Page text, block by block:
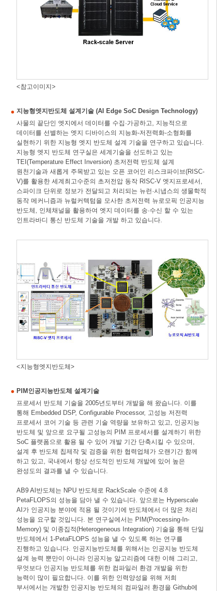
<참고이미지>
지능형엣지반도체 설계기술 (AI Edge SoC Design Technology)
사물의 끝단인 엣지에서 데이터를 수집·가공하고, 지능적으로
데이터를 선별하는 엣지 디바이스의 지능화-저전력화-소형화를
실현하기 위한 지능형 엣지 반도체 설계 기술을 연구하고 있습니다.
지능형 엣지 반도체 연구실은 세계기술을 선도하고 있는
TEI(Temperature Effect Inversion) 초저전력 반도체 설계
원천기술과 새롭게 주목받고 있는 오픈 코어인 리스크파이브(RISC-
V)를 활용한 세계최고수준의 초저전압 동작 RISC-V 엣지프로세서,
스파이크 단위로 정보가 전달되고 처리되는 뉴런·시냅스의 생물학적
동작 메커니즘과 뉴럴커텍텀을 모사한 초저전력 뉴로모픽 인공지능
반도체, 인체채널을 활용하여 엣지 데이터를 송·수신 할 수 있는
인트라바디 통신 반도체 기술을 개발 하고 있습니다.
<지능형엣지반도체>
PIM인공지능반도체 설계기술
프로세서 반도체 기술을 2005년도부터 개발을 해 왔습니다. 이를
통해 Embedded DSP, Configurable Processor, 고성능 저전력
프로세서 코어 기술 등 관련 기술 역량을 보유하고 있고, 인공지능
반도체 및 앞으로 요구될 고성능의 PIM 프로세서를 설계하기 위한
SoC 플랫폼으로 활용 될 수 있어 개발 기간 단축시킬 수 있으며,
설계 후 반도체 칩제작 및 검증을 위한 협력업체가 오랜기간 함께
하고 있고, 국내에서 항상 선도적인 반도체 개발에 있어 높은
완성도의 결과를 낼 수 있습니다.
AB9 AI반도체는 NPU 반도체로 RackScale 수준에 4.8
PetaFLOPS의 성능을 담아 낼 수 있습니다. 앞으로는 Hyperscale
AI가 인공지능 분야에 적용 될 것이기에 반도체에서 더 많은 처리
성능을 요구할 것입니다. 본 연구실에서는 PIM(Processing-In-
Memory) 및 이종집적(Heterogeneous Integration) 기술을 통해 단일
반도체에서 1-PetaFLOPS 성능을 낼 수 있도록 하는 연구를
진행하고 있습니다. 인공지능반도체를 위해서는 인공지능 반도체
설계 능력 뿐만이 아니라 인공지능 알고리즘에 대한 이해 그리고,
무엇보다 인공지능 반도체를 위한 컴파일러 환경 개발을 위한
능력이 많이 필요합니다. 이를 위한 인력양성을 위해 저희
부서에서는 개발한 인공지능 반도체의 컴파일러 환경을 Github에